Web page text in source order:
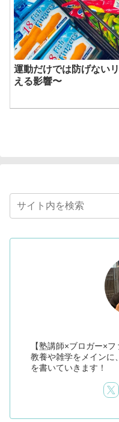
運動だけでは防げない
える影響〜
【塾講師×ブロガー×
教養や雑学をメインに
を書いていきます！